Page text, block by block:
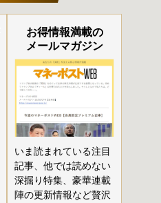
お得情報満載の
メールマガジン
いま読まれている注目
記事、他では読めない
深掘り特集、豪華連載
陣の更新情報など贅沢